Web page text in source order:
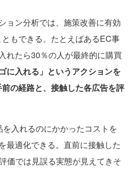
ョン分析では、施策改善に有効
もできる。たとえばあるEC事
れたら30％の人が最終的に購買
ゴに入れる」というアクションを
の経路と、接触した各広告を評
入れるのにかかったコストを
最適化できる。直前に接触した
価では見誤る実態が見えてきそ